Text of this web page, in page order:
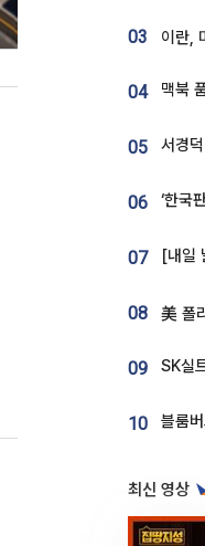
03
04
05
06
07
08
09
10
최신 영상